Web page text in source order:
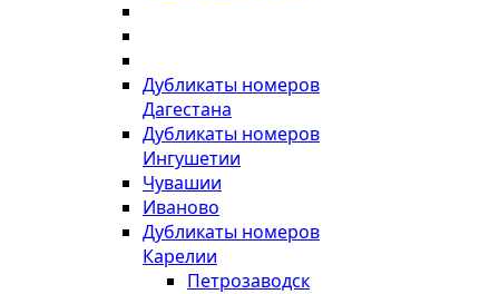
Дубликаты номеров
Дагестана
Дубликаты номеров
Ингушетии
Чувашии
Иваново
Дубликаты номеров
Карелии
Петрозаводск